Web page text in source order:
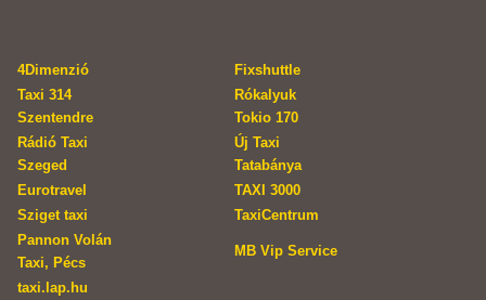
4Dimenzió
Fixshuttle
Taxi 314
Szentendre
Rókalyuk
Tokio 170
Rádió Taxi
Szeged
Új Taxi
Tatabánya
Eurotravel
TAXI 3000
Sziget taxi
TaxiCentrum
Pannon Volán
Taxi, Pécs
MB Vip Service
taxi.lap.hu